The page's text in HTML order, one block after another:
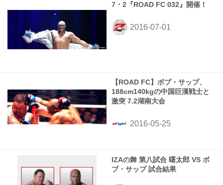
7・2『ROAD FC 032』開催！
【ROAD FC】ボブ・サップ、
188cm140kgの中国巨漢戦士と
激突 7.2湖南大会
IZAの舞 第八試合 曙太郎 VS ボ
ブ・サップ 試合結果